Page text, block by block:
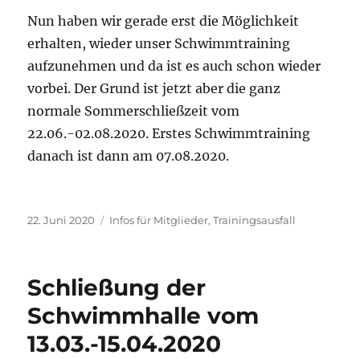
Nun haben wir gerade erst die Möglichkeit
erhalten, wieder unser Schwimmtraining
aufzunehmen und da ist es auch schon wieder
vorbei. Der Grund ist jetzt aber die ganz
normale Sommerschließzeit vom
22.06.-02.08.2020. Erstes Schwimmtraining
danach ist dann am 07.08.2020.
Veröffentlicht
22. Juni 2020 Kategorien
Infos für Mitglieder,Trainingsausfall
Schließung der
Schwimmhalle vom
13.03.-15.04.2020